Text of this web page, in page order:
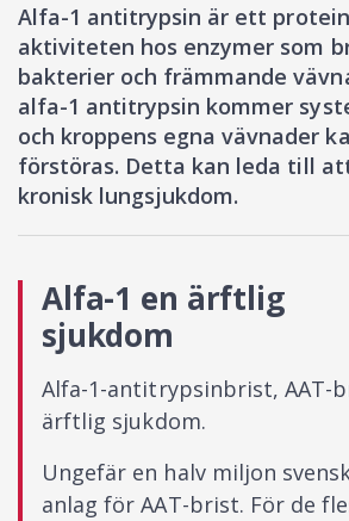
Alfa-1 antitrypsin är ett
aktiviteten hos enzymer som
bakterier och främmande
alfa-1 antitrypsin kommer
och kroppens egna vävnader
förstöras. Detta kan leda till
kronisk lungsjukdom.
Alfa-1 en ärftlig
sjukdom
Alfa-1-antitrypsinbrist, AAT-
ärftlig sjukdom.
Ungefär en halv miljon
anlag för AAT-brist. För de